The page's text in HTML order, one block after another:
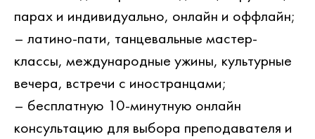
парах и индивидуально, онлайн и оффлайн;
– латино-пати, танцевальные мастер-
классы, международные ужины, культурные
вечера, встречи с иностранцами;
– бесплатную 10-минутную онлайн
консультацию для выбора преподавателя и